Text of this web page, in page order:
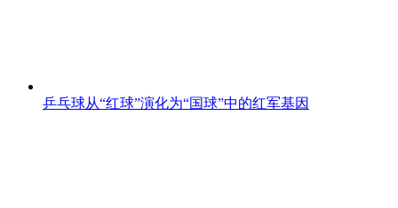
乒乓球从“红球”演化为“国球”中的红军基因